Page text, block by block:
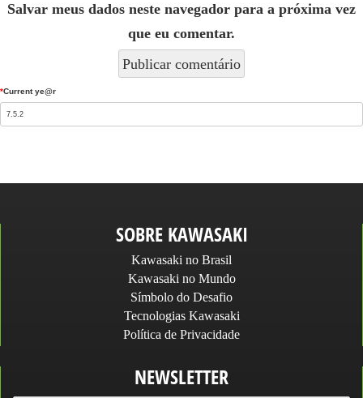
Salvar meus dados neste navegador para a próxima vez
que eu comentar.
Current ye@r
*
SOBRE KAWASAKI
Kawasaki no Brasil
Kawasaki no Mundo
Símbolo do Desafio
Tecnologias Kawasaki
Política de Privacidade
NEWSLETTER